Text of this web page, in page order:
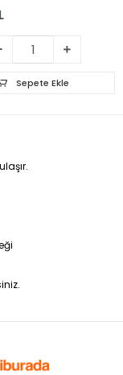
Sepete Ekle